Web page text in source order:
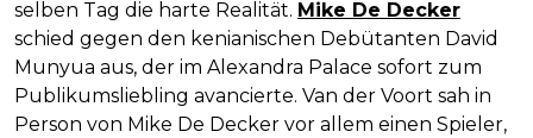
selben Tag die harte Realität. Mike De Decker
schied gegen den kenianischen Debütanten David
Munyua aus, der im Alexandra Palace sofort zum
Publikumsliebling avancierte. Van der Voort sah in
Person von Mike De Decker vor allem einen Spieler,